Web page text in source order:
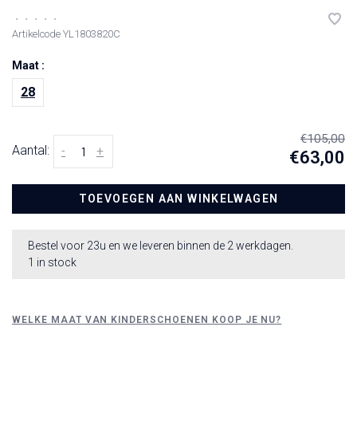
• • • •
•
Artikelcode YL1803820C
Maat :
28
Aantal: +
-
€105,00
€63,00
TOEVOEGEN AAN WINKELWAGEN
Bestel voor 23u en we leveren binnen de 2 werkdagen.
1 in stock
WELKE MAAT VAN KINDERSCHOENEN KOOP JE NU?